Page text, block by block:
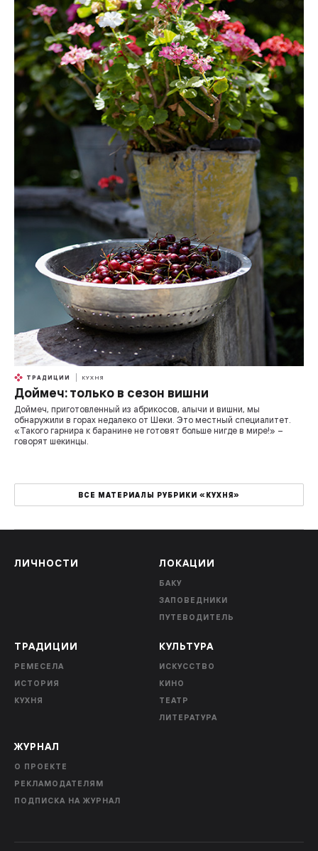
ТРАДИЦИИ КУХНЯ
Доймеч: только в сезон вишни
Доймеч, приготовленный из абрикосов, алычи и вишни, мы
обнаружили в горах недалеко от Шеки. Это местный специалитет.
«Такого гарнира к баранине не готовят больше нигде в мире!» –
говорят шекинцы.
ВСЕ МАТЕРИАЛЫ РУБРИКИ «КУХНЯ»
ЛИЧНОСТИ ЛОКАЦИИ
БАКУ
ЗАПОВЕДНИКИ
ПУТЕВОДИТЕЛЬ
ТРАДИЦИИ
РЕМЕСЕЛА
ИСТОРИЯ
КУХНЯ
КУЛЬТУРА
ИСКУССТВО
КИНО
ТЕАТР
ЛИТЕРАТУРА
ЖУРНАЛ
О ПРОЕКТЕ
РЕКЛАМОДАТЕЛЯМ
ПОДПИСКА НА ЖУРНАЛ